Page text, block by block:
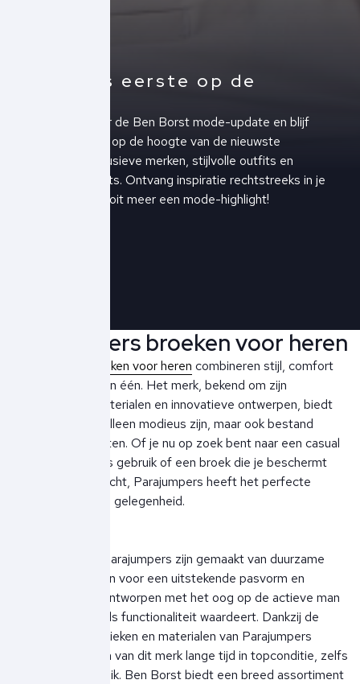
Altijd als eerste op de
Schrijf je in voor de Ben Borst mode-update en blijf
altijd als eerste op de hoogte van de nieuwste
collecties, exclusieve merken, stijlvolle outfits en
upcoming events. Ontvang inspiratie rechtstreeks in je
inbox en mis nooit meer een mode-highlight!
Parajumpers broeken voor heren
Parajumpers broeken voor heren combineren stijl, comfort
en functionaliteit in één. Het merk, bekend om zijn
hoogwaardige materialen en innovatieve ontwerpen, biedt
broeken die niet alleen modieus zijn, maar ook bestand
tegen de elementen. Of je nu op zoek bent naar een casual
look voor dagelijks gebruik of een broek die je beschermt
tegen de buitenlucht, Parajumpers heeft het perfecte
ontwerp voor elke gelegenheid.
De broeken van Parajumpers zijn gemaakt van duurzame
stoffen die zorgen voor een uitstekende pasvorm en
comfort. Ze zijn ontworpen met het oog op de actieve man
die zowel mode als functionaliteit waardeert. Dankzij de
innovatieve technieken en materialen van Parajumpers
blijven de broeken van dit merk lange tijd in topconditie, zelfs
bij intensief gebruik. Ben Borst biedt een breed assortiment